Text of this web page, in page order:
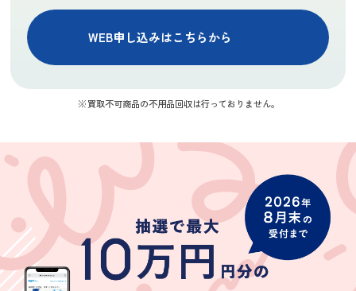
川久保裕
★★★★
いただき、結果
にも満足してい
ます。ガラクタ
だと思っていた
モノも買取って
もらいました。
遅い時間までご
苦労さまでし
た。ありがと
(Googleのクチコミか
2026年07月08日
08:04
ky mur
★★★★★
具や家電につい
ださりとても助
かりましたあり
がとうございま
す
(Googleのクチコミか
2026年07月01日
10:54
1
にこちゃん
★★★★
を依頼したとこ
ろ、買取してい
ただけなかった
のが残念でした
が、ついでにバ
ッグやジュエリ
ーを査定してい
ただきました。
キャンペーン期
(Googleのクチコミか
ら引用)
2026年06月28日
20:13
1
WEB申し込みはこちらから
買取不可商品の不用品回収は行っておりません。